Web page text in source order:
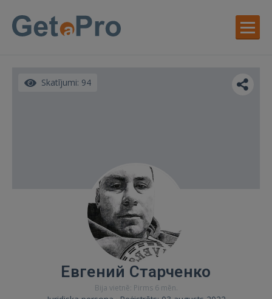
Skatījumi: 94
Евгений Старченко
Bija vietnē: Pirms 6 mēn.